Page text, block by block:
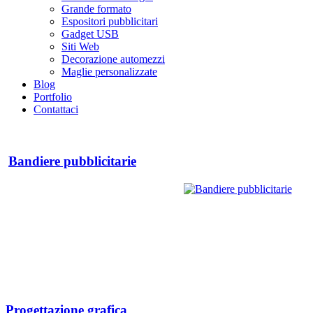
Grande formato
Espositori pubblicitari
Gadget USB
Siti Web
Decorazione automezzi
Maglie personalizzate
Blog
Portfolio
Contattaci
Bandiere pubblicitarie
Progettazione grafica